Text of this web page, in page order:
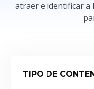
atraer e identificar a
TIPO DE